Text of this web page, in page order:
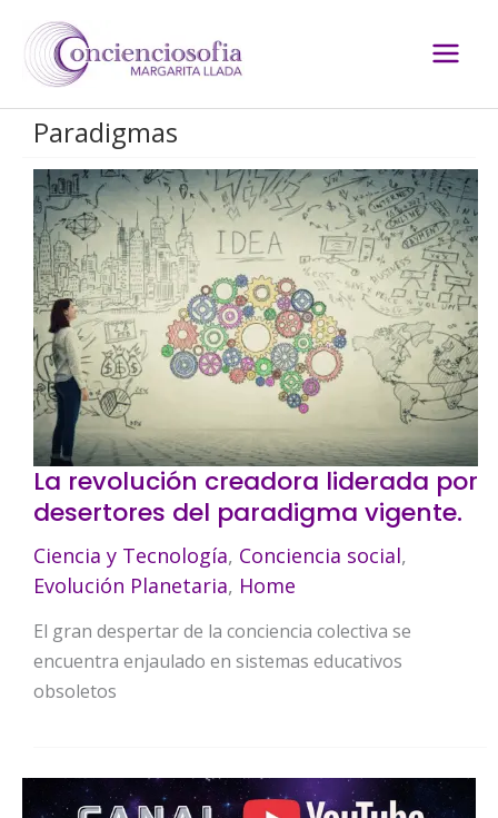
contenido
Paradigmas
La revolución creadora liderada por
desertores del paradigma vigente.
Ciencia y Tecnología, Conciencia social,
Evolución Planetaria, Home
El gran despertar de la conciencia colectiva se
encuentra enjaulado en sistemas educativos
obsoletos